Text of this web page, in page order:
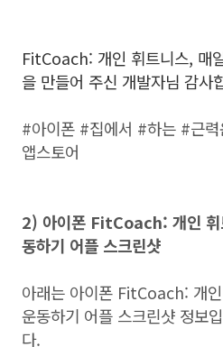
FitCoach: 개인 휘트니스, 매
을 만들어 주신 개발자님 감사
#아이폰 #집에서 #하는 #근
앱스토어
2) 아이폰 FitCoach: 개인 휘
동하기 어플 스크린샷
아래는 아이폰 FitCoach: 개
운동하기 어플 스크린샷 정보
다.